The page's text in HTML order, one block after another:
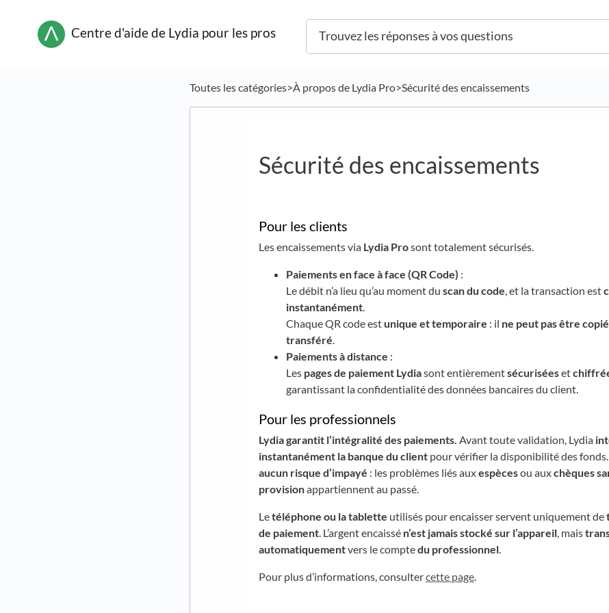
Centre d'aide de Lydia pour les pros
Toutes les catégories​>​​À propos de Lydia Pro​>​ Sécurité des encaissements
Sécurité des encaissements
Pour les clients
Les encaissements via Lydia Prosont totalement sécurisés.
Paiements en face à face (QR Code) :
Le débit n’a lieu qu’au moment du scan du code, et la transaction est
instantanément.
Chaque QR code est unique et temporaire : il ne peut pas être
transféré.
Paiements à distance :
Les pages de paiement Lydiasont entièrementsécuriséeset
garantissant la confidentialité des données bancaires du client.
Pour les professionnels
Lydia garantit l’intégralité des paiements. Avant toute validation, Lydia
instantanément la banque du client pour vérifier la disponibilité des
aucun risque d’impayé : les problèmes liés auxespècesou auxchèques
provisionappartiennent au passé.
Letéléphone ou la tablette utilisés pour encaisser servent uniquement de
de paiement. L’argent encaissé n’est jamais stocké sur l’appareil, mais
automatiquementvers le comptedu professionnel.
Pour plus d’informations, consultercette page.